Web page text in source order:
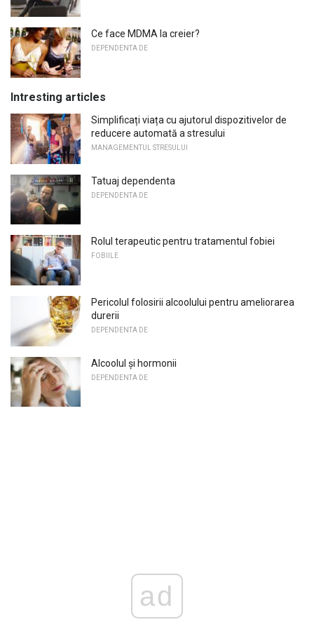
Ce face MDMA la creier?
DEPENDENTA DE
Intresting articles
Simplificați viața cu ajutorul dispozitivelor de
reducere automată a stresului
MANAGEMENTUL STRESULUI
Tatuaj dependenta
DEPENDENTA DE
Rolul terapeutic pentru tratamentul fobiei
FOBIILE
Pericolul folosirii alcoolului pentru ameliorarea
durerii
DEPENDENTA DE
Alcoolul și hormonii
DEPENDENTA DE
ad